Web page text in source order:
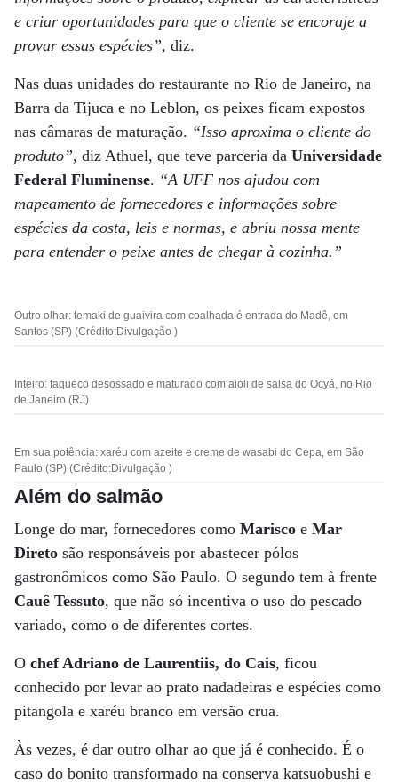
e criar oportunidades para que o cliente se encoraje a
provar essas espécies”, diz.
Nas duas unidades do restaurante no Rio de Janeiro, na
Barra da Tijuca e no Leblon, os peixes ficam expostos
nas câmaras de maturação. “Isso aproxima o cliente do
produto”, diz Athuel, que teve parceria da Universidade
Federal Fluminense. “A UFF nos ajudou com
mapeamento de fornecedores e informações sobre
espécies da costa, leis e normas, e abriu nossa mente
para entender o peixe antes de chegar à cozinha.”
Outro olhar: temaki de guaivira com coalhada é entrada do Madê, em
Santos (SP) (Crédito:Divulgação )
Inteiro: faqueco desossado e maturado com aioli de salsa do Ocyá, no Rio
de Janeiro (RJ)
Em sua potência: xaréu com azeite e creme de wasabi do Cepa, em São
Paulo (SP) (Crédito:Divulgação )
Além do salmão
Longe do mar, fornecedores como Marisco e Mar
Direto são responsáveis por abastecer pólos
gastronômicos como São Paulo. O segundo tem à frente
Cauê Tessuto, que não só incentiva o uso do pescado
variado, como o de diferentes cortes.
O chef Adriano de Laurentiis, do Cais, ficou
conhecido por levar ao prato nadadeiras e espécies como
pitangola e xaréu branco em versão crua.
Às vezes, é dar outro olhar ao que já é conhecido. É o
caso do bonito transformado na conserva katsuobushi e